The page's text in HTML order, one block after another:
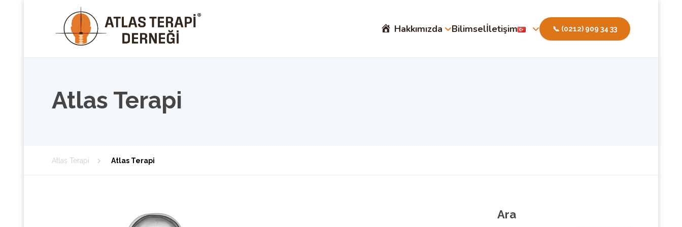
Hakkımızda Bilimselİletişim 📞 (0212) 909 34 33
Atlas Terapi
Atlas Terapi Atlas Terapi
Ara